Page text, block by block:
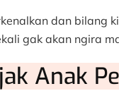
dan bilang
gak akan ngira
Anak